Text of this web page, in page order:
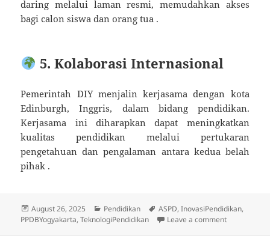
daring melalui laman resmi, memudahkan akses
bagi calon siswa dan orang tua .
5. Kolaborasi Internasional
Pemerintah DIY menjalin kerjasama dengan kota
Edinburgh, Inggris, dalam bidang pendidikan.
Kerjasama ini diharapkan dapat meningkatkan
kualitas pendidikan melalui pertukaran
pengetahuan dan pengalaman antara kedua belah
pihak .
Posted
on
August 26, 2025 Categories
Pendidikan Tags
ASPD,InovasiPendidikan,
PPDBYogyakarta,TeknologiPendidikan Leave a commenton